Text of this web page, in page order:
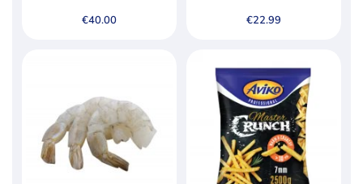
Kaina:€0—
Specialūs pasiūlymai
€40.00 €22.99